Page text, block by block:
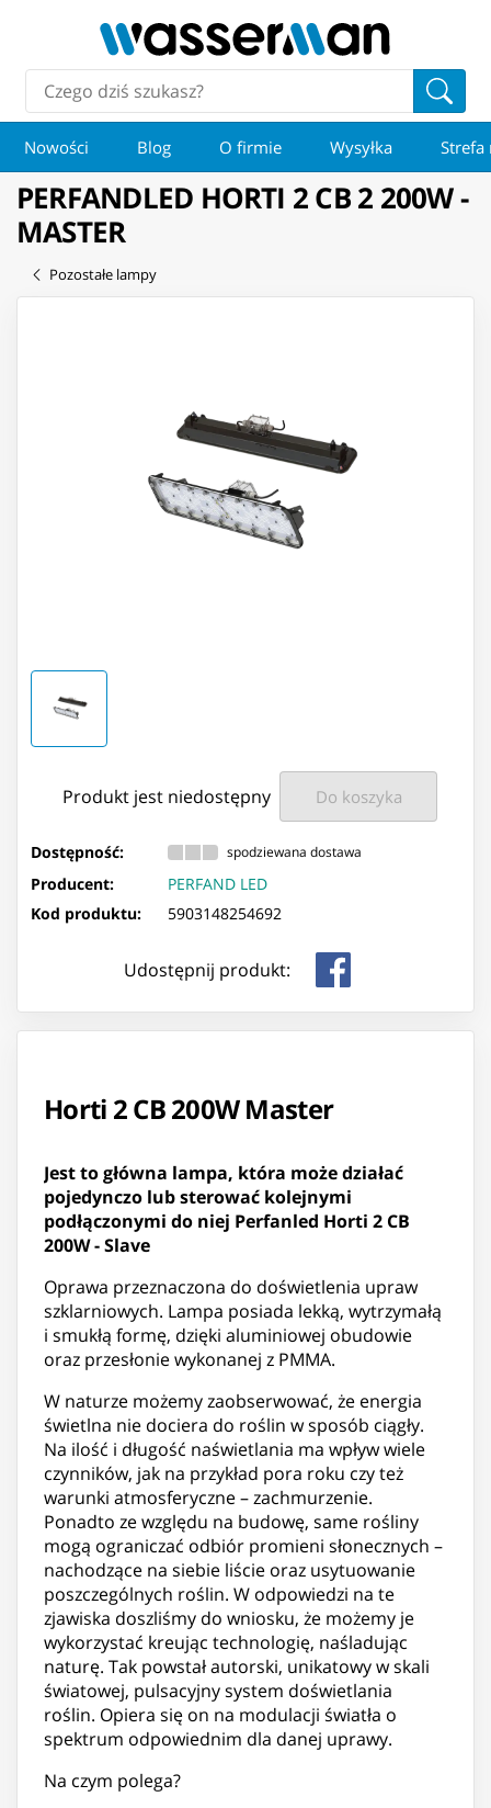
Nowości Blog O firmie Wysyłka Strefa
PERFANDLED HORTI 2 CB 2 200W -
MASTER
Pozostałe lampy
Produkt jest niedostępny Do koszyka
Dostępność: spodziewana dostawa
Producent:
PERFAND LED
Kod produktu:
5903148254692
Udostępnij produkt:
Horti 2 CB 200W Master
Jest to główna lampa, która może działać
pojedynczo lub sterować kolejnymi
podłączonymi do niej Perfanled Horti 2 CB
200W - Slave
Oprawa przeznaczona do doświetlenia upraw
szklarniowych. Lampa posiada lekką, wytrzymałą
i smukłą formę, dzięki aluminiowej obudowie
oraz przesłonie wykonanej z PMMA.
W naturze możemy zaobserwować, że energia
świetlna nie dociera do roślin w sposób ciągły.
Na ilość i długość naświetlania ma wpływ wiele
czynników, jak na przykład pora roku czy też
warunki atmosferyczne – zachmurzenie.
Ponadto ze względu na budowę, same rośliny
mogą ograniczać odbiór promieni słonecznych –
nachodzące na siebie liście oraz usytuowanie
poszczególnych roślin. W odpowiedzi na te
zjawiska doszliśmy do wniosku, że możemy je
wykorzystać kreując technologię, naśladując
naturę. Tak powstał autorski, unikatowy w skali
światowej, pulsacyjny system doświetlania
roślin. Opiera się on na modulacji światła o
spektrum odpowiednim dla danej uprawy.
Na czym polega?